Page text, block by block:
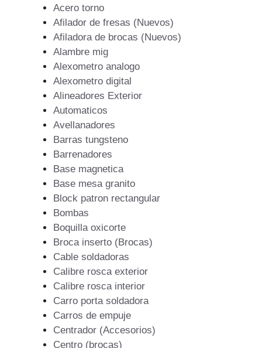
Acero torno
Afilador de fresas (Nuevos)
Afiladora de brocas (Nuevos)
Alambre mig
Alexometro analogo
Alexometro digital
Alineadores Exterior
Automaticos
Avellanadores
Barras tungsteno
Barrenadores
Base magnetica
Base mesa granito
Block patron rectangular
Bombas
Boquilla oxicorte
Broca inserto (Brocas)
Cable soldadoras
Calibre rosca exterior
Calibre rosca interior
Carro porta soldadora
Carros de empuje
Centrador (Accesorios)
Centro (brocas)